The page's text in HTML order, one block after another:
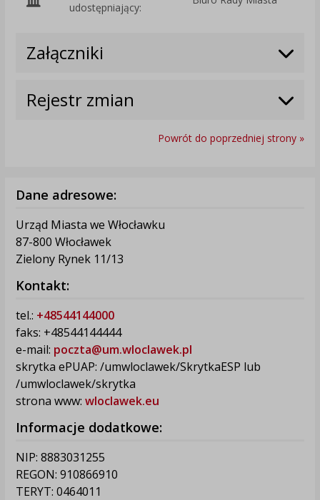
udostępniający:
Załączniki
Rejestr zmian
Powrót do poprzedniej strony »
Dane adresowe:
Urząd Miasta we Włocławku
87-800 Włocławek
Zielony Rynek 11/13
Kontakt:
tel.: +48544144000
faks: +48544144444
e-mail: poczta@um.wloclawek.pl
skrytka ePUAP: /umwloclawek/SkrytkaESP lub
/umwloclawek/skrytka
strona www: wloclawek.eu
Informacje dodatkowe:
NIP: 8883031255
REGON: 910866910
TERYT: 0464011